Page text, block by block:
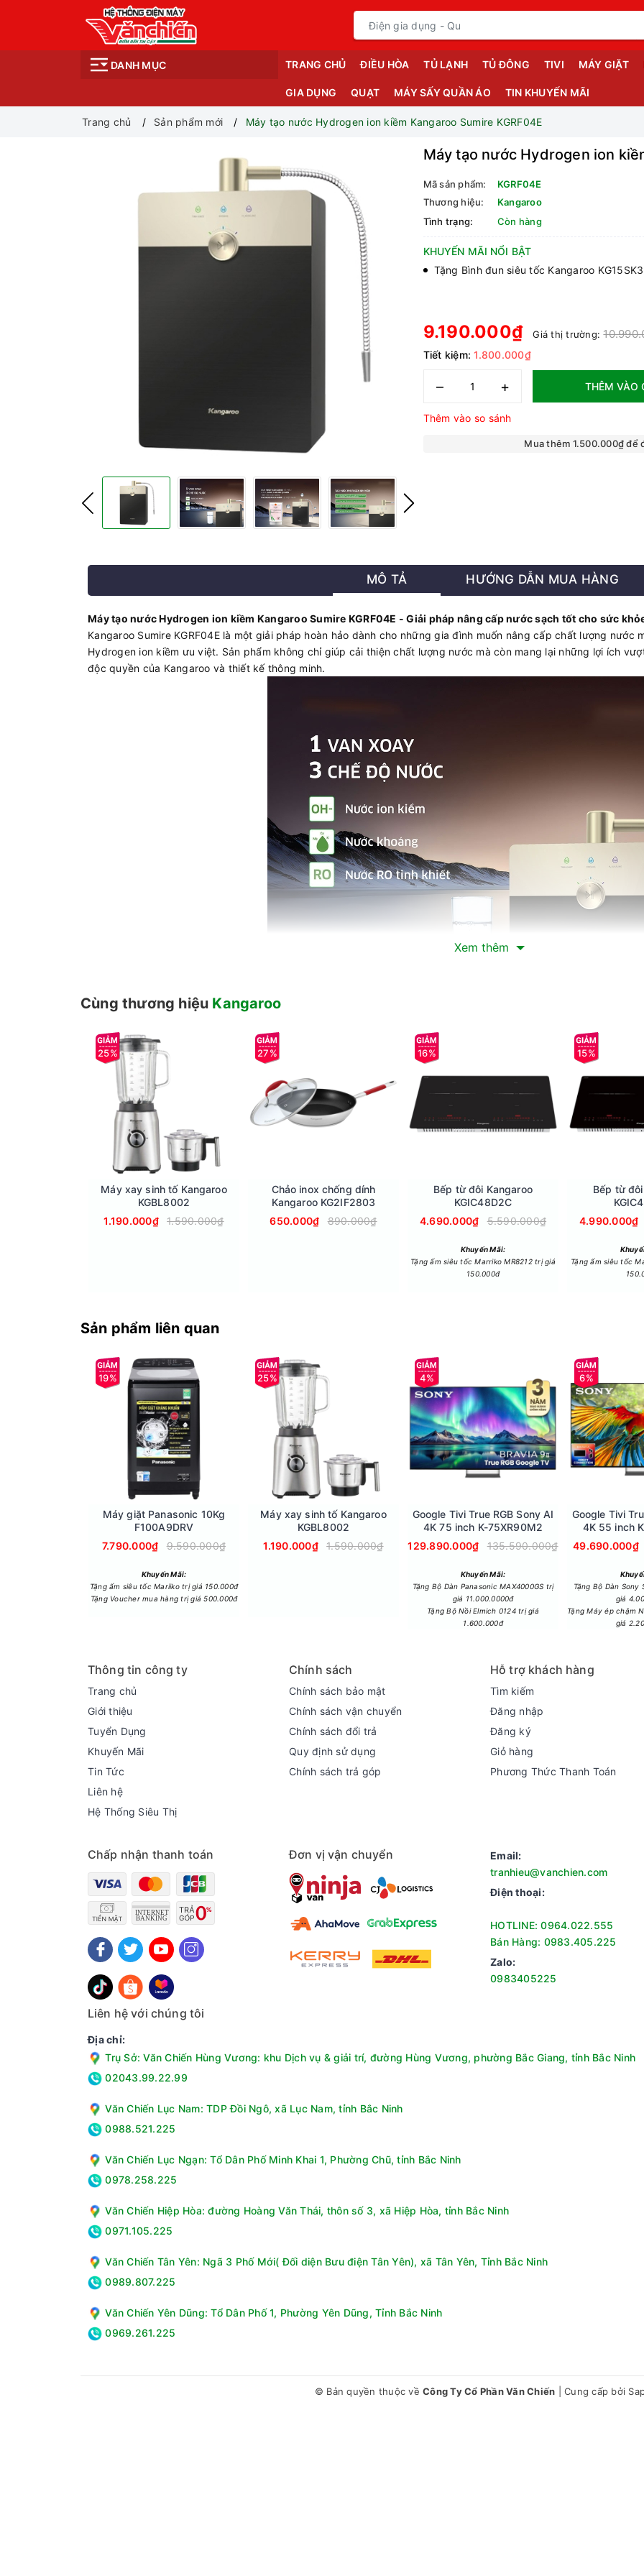
DANH MỤC TRANG CHỦ ĐIỀU HÒA TỦ LẠNH TỦ ĐÔNG TIVI MÁY GIẶT
GIA DỤNG QUẠT MÁY SẤY QUẦN ÁO TIN KHUYẾN MÃI
Trang chủ Sản phẩm mới Máy tạo nước Hydrogen ion kiềm Kangaroo Sumire KGRF04E
Máy tạo nước Hydrogen ion
Mã sản phẩm:
KGRF04E
Thương hiệu:
Kangaroo
Tình trạng:
Còn hàng
KHUYẾN MÃI NỔI BẬT
Tặng Bình đun siêu tốc Kangaroo
9.190.000₫ Giá thị trường:
Tiết kiệm:1.800.000₫
– + THÊM VÀO
Thêm vào so sánh
Mua thêm 1.500.000₫ để
MÔ TẢ HƯỚNG DẪN MUA HÀNG
Máy tạo nước Hydrogen ion kiềm Kangaroo Sumire KGRF04E - Giải pháp nâng cấp nước sạch tốt cho sức
Kangaroo Sumire KGRF04E là một giải pháp hoàn hảo dành cho những gia đình muốn nâng cấp chất lượng nước
Hydrogen ion kiềm ưu việt. Sản phẩm không chỉ giúp cải thiện chất lượng nước mà còn mang lại những lợi ích
độc quyền của Kangaroo và thiết kế thông minh.
3 chế độ nước: ion kiềm - Khoáng - RO tinh khiết
KGRF04E cung cấp ba chế độ nước: nước ion kiềm, nước khoáng và nước RO tinh khiết giúp bạn linh hoạt lựa
một van xoay, bạn có thể dễ dàng điều chỉnh giữa các chế độ nước một cách tiện lợi và nhanh chóng.
Công nghệ điện phân độc quyền tạo nước Hydrogen ion kiềm tốt cho sức khỏe
Máy sử dụng công nghệ điện phân độc quyền của Kangaroo với điện cực Titanium có tuổi thọ lên tới 10 năm.
ưu việt, tốt cho sức khỏe. Nước Hydrogen giúp loại bỏ gốc tự do, bổ sung vi khoáng và chất điện giải có lợi cho
chống oxy hóa, hỗ trợ làm chậm quá trình lão hóa và cải thiện sức khỏe tổng thể.
Ngoài ra, độ pH của nước ở mức kiềm tối ưu giúp trung hòa axit dư trong cơ thể, hỗ trợ điều trị các vấn đề về
rượu bia, và giúp cơ thể duy trì trạng thái cân bằng pH lý tưởng.
Cụm lõi gộp nguyên khối 4 in 1 thế hệ mới
Kangaroo Sumire KGRF04E trang bị cụm lõi gộp nguyên khối 4 in 1 thế hệ mới giúp tăng tốc độ nước ra vòi gấp
khoáng chất có trong nước. Cùng với hệ thống điện phân, lõi gộp này mang lại nước có chất lượng vượt trội,
Lắp đặt dễ dàng, thiết kế nhỏ gọn
Máy tạo nước ion kiềm Kangaroo Sumire KGRF04E có thiết kế nhỏ gọn, dễ dàng lắp đặt ở nhiều vị trí khác nhau
không gian sống. Vòi nước xoay đa hướng giúp việc lấy nước trở nên thuận tiện hơn bao giờ hết.
Thiết kế sang trọng, màu sắc bắt mắt
Sản phẩm có màu sắc sang trọng, hiện đại, mang lại vẻ đẹp tinh tế cho không gian nội thất của bạn. KGRF04E
phần trang trí nổi bật cho gia đình.
Lợi ích sức khỏe từ nước Hydrogen ion kiềm
Bổ sung khoáng chất tự nhiên: Nước Hydrogen cung cấp các khoáng chất như K+, Mg2+, Ca2+, Na+ giúp cơ
Giúp tiêu hóa tốt hơn: Nước Hydrogen thúc đẩy quá trình tiêu hóa, hỗ trợ duy trì vóc dáng và cải thiện sức khỏe
Xem thêm
Cùng thương hiệu Kangaroo
25%
Máy xay sinh tố Kangaroo
KGBL8002
1.190.000₫
1.590.000₫
27%
Chảo inox chống dính
Kangaroo KG2IF2803
650.000₫
890.000₫
16%
Bếp từ đôi Kangaroo
KGIC48D2C
4.690.000₫
5.590.000₫
Khuyến Mãi:
Tặng ấm siêu tốc Marriko MR8212 trị giá
150.000đ
15%
Bếp từ
4.990.000₫
Tặng ấm siêu tốc
Sản phẩm liên quan
19%
Máy giặt Panasonic 10Kg
F100A9DRV
7.790.000₫
9.590.000₫
Khuyến Mãi:
Tặng ấm siêu tốc Mariiko trị giá 150.000đ
Tặng Voucher mua hàng trị giá 500.000đ
25%
Máy xay sinh tố Kangaroo
KGBL8002
1.190.000₫
1.590.000₫
4%
Google Tivi True RGB Sony AI
4K 75 inch K-75XR90M2
129.890.000₫
135.590.000₫
Khuyến Mãi:
Tặng Bộ Dàn Panasonic MAX4000GS trị
giá 11.000.0000đ
Tặng Bộ Nồi Elmich 0124 trị giá
1.600.000đ
6%
Google Tivi
4K 55 inch
49.690.000₫
Tặng Bộ Dàn Sony
giá
Tặng Máy ép chậm
giá
Thông tin công ty
Trang chủ
Giới thiệu
Tuyển Dụng
Khuyến Mãi
Tin Tức
Liên hệ
Hệ Thống Siêu Thị
Chính sách
Chính sách bảo mật
Chính sách vận chuyển
Chính sách đổi trả
Quy định sử dụng
Chính sách trả góp
Hỗ trợ khách hàng
Tìm kiếm
Đăng nhập
Đăng ký
Giỏ hàng
Phương Thức Thanh Toán
Chấp nhận thanh toán Đơn vị vận chuyển
Email:
tranhieu@vanchien.com
Điện thoại:
HOTLINE: 0964.022.555
Bán Hàng: 0983.405.225
Zalo:
0983405225
Liên hệ với chúng tôi
Địa chỉ:
Trụ Sở: Văn Chiến Hùng Vương: khu Dịch vụ & giải trí, đường Hùng Vương, phường Bắc Giang, tỉnh Bắc Ninh
02043.99.22.99
Văn Chiến Lục Nam: TDP Đồi Ngô, xã Lục Nam, tỉnh Bắc Ninh
0988.521.225
Văn Chiến Lục Ngạn: Tổ Dân Phố Minh Khai 1, Phường Chũ, tỉnh Bắc Ninh
0978.258.225
Văn Chiến Hiệp Hòa: đường Hoàng Văn Thái, thôn số 3, xã Hiệp Hòa, tỉnh Bắc Ninh
0971.105.225
Văn Chiến Tân Yên: Ngã 3 Phố Mới( Đối diện Bưu điện Tân Yên), xã Tân Yên, Tỉnh Bắc Ninh
0989.807.225
Văn Chiến Yên Dũng: Tổ Dân Phố 1, Phường Yên Dũng, Tỉnh Bắc Ninh
0969.261.225
© Bản quyền thuộc về Công Ty Cổ Phần Văn Chiến Cung cấp bởi